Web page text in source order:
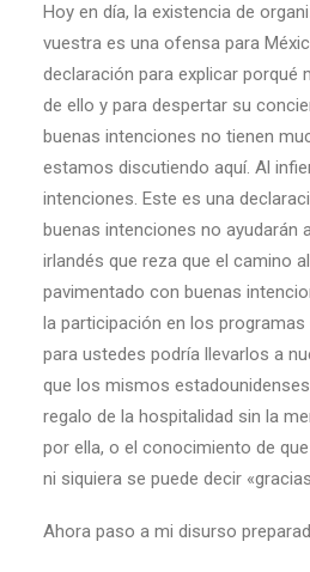
Hoy en día, la existencia de
vuestra es una ofensa para
declaración para explicar porqué
de ello y para despertar su
buenas intenciones no tienen
estamos discutiendo aquí. Al
intenciones. Este es una
buenas intenciones no ayudarán
irlandés que reza que el camino
pavimentado con buenas
la participación en los programas
para ustedes podría llevarlos a
que los mismos
regalo de la hospitalidad sin la
por ella, o el conocimiento de
ni siquiera se puede decir
Ahora paso a mi disurso